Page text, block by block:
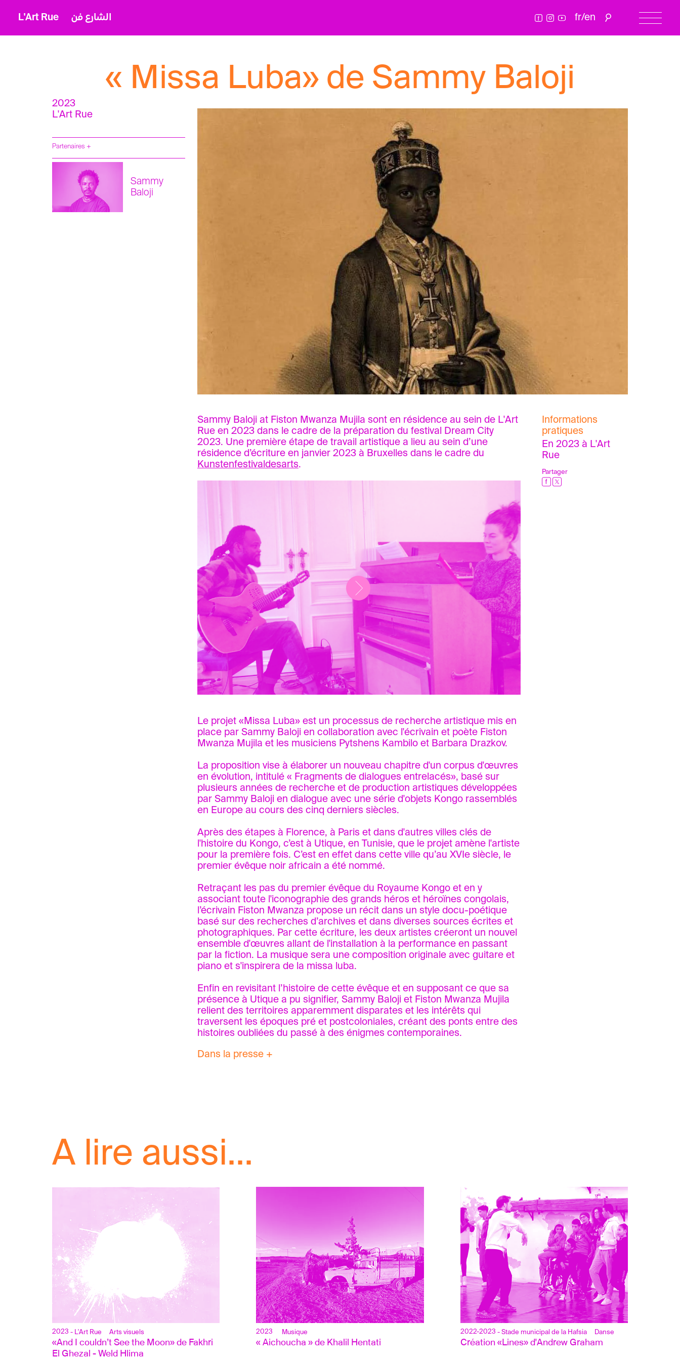
L'Art Rue الشارع فن fr/en
« Missa Luba» de Sammy Baloji
2023
L'Art Rue
Partenaires +
Kunstenfestivaldesarts
Sammy
Baloji
Sammy Baloji at Fiston Mwanza Mujila sont en résidence au sein de L'Art
Rue en 2023 dans le cadre de la préparation du festival Dream City
2023. Une première étape de travail artistique a lieu au sein d’une
résidence d’écriture en janvier 2023 à Bruxelles dans le cadre du
Kunstenfestivaldesarts.
Le projet «Missa Luba» est un processus de recherche artistique mis en
place par Sammy Baloji en collaboration avec l'écrivain et poète Fiston
Mwanza Mujila et les musiciens Pytshens Kambilo et Barbara Drazkov.
La proposition vise à élaborer un nouveau chapitre d'un corpus d'œuvres
en évolution, intitulé « Fragments de dialogues entrelacés», basé sur
plusieurs années de recherche et de production artistiques développées
par Sammy Baloji en dialogue avec une série d'objets Kongo rassemblés
en Europe au cours des cinq derniers siècles.
Après des étapes à Florence, à Paris et dans d'autres villes clés de
l'histoire du Kongo, c’est à Utique, en Tunisie, que le projet amène l'artiste
pour la première fois. C’est en effet dans cette ville qu’au XVIe siècle, le
premier évêque noir africain a été nommé.
Retraçant les pas du premier évêque du Royaume Kongo et en y
associant toute l'iconographie des grands héros et héroïnes congolais,
l’écrivain Fiston Mwanza propose un récit dans un style docu-poétique
basé sur des recherches d’archives et dans diverses sources écrites et
photographiques. Par cette écriture, les deux artistes créeront un nouvel
ensemble d'œuvres allant de l'installation à la performance en passant
par la fiction. La musique sera une composition originale avec guitare et
piano et s'inspirera de la missa luba.
Enfin en revisitant l’histoire de cette évêque et en supposant ce que sa
présence à Utique a pu signifier, Sammy Baloji et Fiston Mwanza Mujila
relient des territoires apparemment disparates et les intérêts qui
traversent les époques pré et postcoloniales, créant des ponts entre des
histoires oubliées du passé à des énigmes contemporaines.
Dans la presse +
Informations
pratiques
En 2023 à L'Art
Rue
Partager
A lire aussi...
2023- L'Art Rue Arts visuels
«And I couldn’t See the Moon» de Fakhri
El Ghezal - Weld Hlima
2023 Musique
« Aichoucha » de Khalil Hentati
2022-2023 - Stade municipal de la Hafsia Danse
Création «Lines» d'Andrew Graham